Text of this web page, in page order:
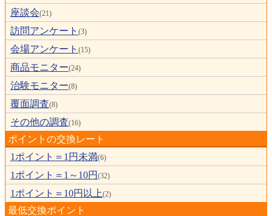
座談会(21)
訪問アンケート (3)
会場アンケート (15)
商品モニター(24)
治験モニター(8)
覆面調査(8)
その他の調査(16)
ポイントの交換レート
1ポイント＝1円未満(6)
1ポイント＝1～10円 (32)
1ポイント＝10円以上(2)
最低交換ポイント